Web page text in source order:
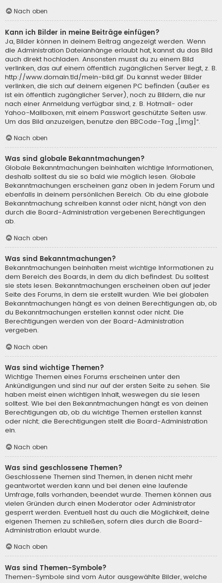
Nach oben
Kann ich Bilder in meine Beiträge einfügen?
Ja, Bilder können in deinem Beitrag angezeigt werden. Wenn
die Administration Dateianhänge erlaubt hat, kannst du das Bild
auch direkt hochladen. Ansonsten musst du zu einem Bild
verlinken, das auf einem öffentlich zugänglichen Server liegt, z. B.
http://www.domain.tld/mein-bild.gif. Du kannst weder Bilder
verlinken, die sich auf deinem eigenen PC befinden (außer es
ist ein öffentlich zugänglicher Server), noch zu Bildern, die nur
nach einer Anmeldung verfügbar sind, z. B. Hotmail- oder
Yahoo-Mailboxen, mit einem Passwort geschützte Seiten usw.
Um das Bild anzuzeigen, benutze den BBCode-Tag „[img]“.
Nach oben
Was sind globale Bekanntmachungen?
Globale Bekanntmachungen beinhalten wichtige Informationen,
deshalb solltest du sie so bald wie möglich lesen. Globale
Bekanntmachungen erscheinen ganz oben in jedem Forum und
ebenfalls in deinem persönlichen Bereich. Ob du eine globale
Bekanntmachung schreiben kannst oder nicht, hängt von den
durch die Board-Administration vergebenen Berechtigungen
ab.
Nach oben
Was sind Bekanntmachungen?
Bekanntmachungen beinhalten meist wichtige Informationen zu
dem Bereich des Boards, in dem du dich befindest. Du solltest
sie stets lesen. Bekanntmachungen erscheinen oben auf jeder
Seite des Forums, in dem sie erstellt wurden. Wie bei globalen
Bekanntmachungen hängt es von deinen Berechtigungen ab, ob
du Bekanntmachungen erstellen kannst oder nicht. Die
Berechtigungen werden von der Board-Administration
vergeben.
Nach oben
Was sind wichtige Themen?
Wichtige Themen eines Forums erscheinen unter den
Ankündigungen und sind nur auf der ersten Seite zu sehen. Sie
haben meist einen wichtigen Inhalt, weswegen du sie lesen
solltest. Wie bei den Bekanntmachungen hängt es von deinen
Berechtigungen ab, ob du wichtige Themen erstellen kannst
oder nicht; die Berechtigungen stellt die Board-Administration
ein.
Nach oben
Was sind geschlossene Themen?
Geschlossene Themen sind Themen, in denen nicht mehr
geantwortet werden kann und bei denen eine laufende
Umfrage, falls vorhanden, beendet wurde. Themen können aus
vielen Gründen durch einen Moderator oder Administrator
gesperrt werden. Eventuell hast du auch die Möglichkeit, deine
eigenen Themen zu schließen, sofern dies durch die Board-
Administration erlaubt wurde.
Nach oben
Was sind Themen-Symbole?
Themen-Symbole sind vom Autor ausgewählte Bilder, welche